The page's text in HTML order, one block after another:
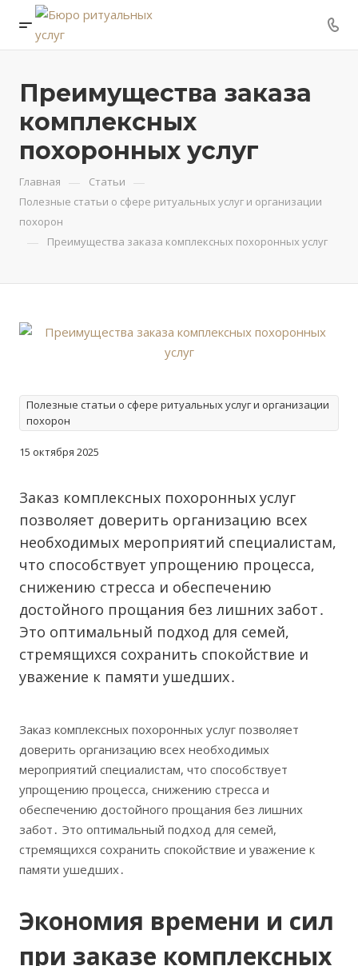
Преимущества заказа
комплексных
похоронных услуг
Главная — Статьи —
Полезные статьи о сфере ритуальных услуг и организации
похорон
— Преимущества заказа комплексных похоронных услуг
Полезные статьи о сфере ритуальных услуг и организации
похорон
15 октября 2025
Заказ комплексных похоронных услуг
позволяет доверить организацию всех
необходимых мероприятий специалистам,
что способствует упрощению процесса,
снижению стресса и обеспечению
достойного прощания без лишних забот․
Это оптимальный подход для семей,
стремящихся сохранить спокойствие и
уважение к памяти ушедших․
Заказ комплексных похоронных услуг позволяет
доверить организацию всех необходимых
мероприятий специалистам, что способствует
упрощению процесса, снижению стресса и
обеспечению достойного прощания без лишних
забот․ Это оптимальный подход для семей,
стремящихся сохранить спокойствие и уважение к
памяти ушедших․
Экономия времени и сил
при заказе комплексных